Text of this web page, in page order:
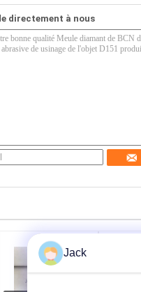
directement à nous
Jack